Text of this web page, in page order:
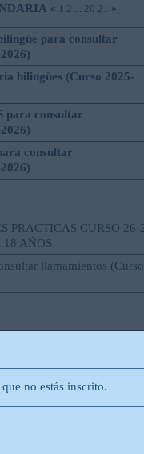
« 1 2 ... 20 21 »
para consultar
bilingües (Curso 2025-
para consultar
consultar
PRÁCTICAS CURSO 26-
18 AÑOS
llamamientos (Curso
no estás inscrito.